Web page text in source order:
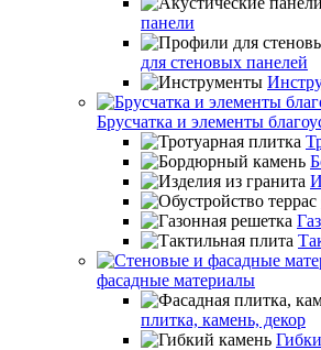
панели
для стеновых панелей
Брусчатка и элементы
фасадные материалы
плитка, камень, декор